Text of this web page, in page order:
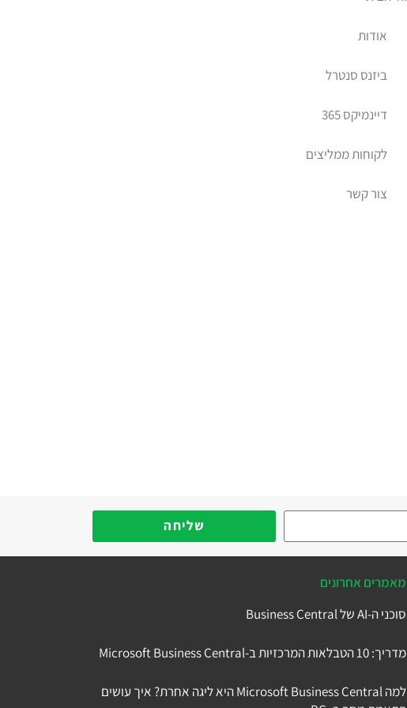
אודות
ביזנס סנטרל
דיינמיקס 365
לקוחות ממליצים
צור קשר
שליחה
מאמרים אחרונים
סוכני ה-AI של Business Central
מדריך: 10 הטבלאות המרכזיות ב-Microsoft Business Central
למה Microsoft Business Central היא ליגה אחרת? איך עושים